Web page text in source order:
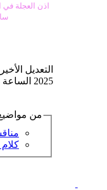
2025 الساعة
من
كلام